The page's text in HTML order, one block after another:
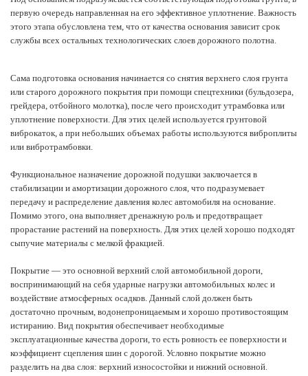
первую очередь направленная на его эффективное уплотнение. Важность
этого этапа обусловлена тем, что от качества основания зависит срок
службы всех остальных технологических слоев дорожного полотна.
Сама подготовка основания начинается со снятия верхнего слоя грунта
или старого дорожного покрытия при помощи спецтехники (бульдозера,
грейдера, отбойного молотка), после чего происходит утрамбовка или
уплотнение поверхности. Для этих целей используется грунтовой
виброкаток, а при небольших объемах работы используются виброплиты
или вибротрамбовки.
Функциональное назначение дорожной подушки заключается в
стабилизации и амортизации дорожного слоя, что подразумевает
передачу и распределение давления колес автомобиля на основание.
Помимо этого, она выполняет дренажную роль и предотвращает
прорастание растений на поверхность. Для этих целей хорошо подходят
сыпучие материалы с мелкой фракцией.
Покрытие — это основной верхний слой автомобильной дороги,
воспринимающий на себя ударные нагрузки автомобильных колес и
воздействие атмосферных осадков. Данный слой должен быть
достаточно прочным, водонепроницаемым и хорошо противостоящим
истиранию. Вид покрытия обеспечивает необходимые
эксплуатационные качества дороги, то есть ровность ее поверхности и
коэффициент сцепления шин с дорогой. Условно покрытие можно
разделить на два слоя: верхний износостойки и нижний основной.